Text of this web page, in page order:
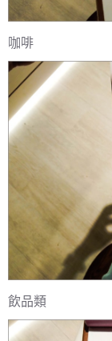
咖啡
飲品類